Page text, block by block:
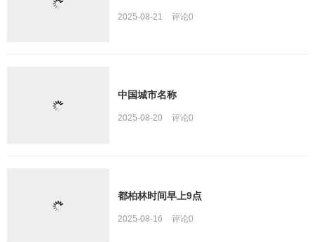
2025-08-21 评论0
中国城市名称
2025-08-20 评论0
都柏林时间早上9点
2025-08-16 评论0